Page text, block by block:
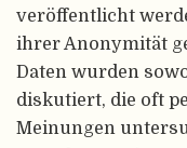
veröffentlicht
ihrer Anonymität
Daten wurden
diskutiert, die oft
Meinungen